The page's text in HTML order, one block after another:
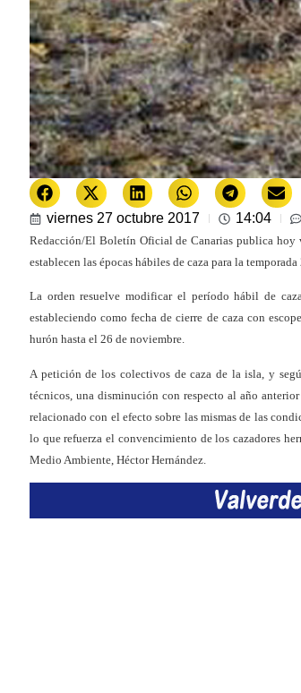
viernes 27 octubre 2017 14:04
Redacción/El Boletín Oficial de Canarias publica
establecen las épocas hábiles de caza para la
La orden resuelve modificar el período hábil de
estableciendo como fecha de cierre de caza con
hurón hasta el 26 de noviembre.
A petición de los colectivos de caza de la isla, y
técnicos, una disminución con respecto al año
relacionado con el efecto sobre las mismas de las
lo que refuerza el convencimiento de los cazadores
Medio Ambiente, Héctor Hernández.